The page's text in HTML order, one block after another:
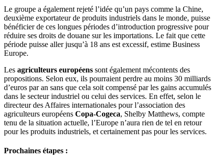
Le groupe a également rejeté l’idée qu’un pays comme la Chine,
deuxième exportateur de produits industriels dans le monde, puisse
bénéficier de ces longues périodes d’introduction progressive pour
réduire ses droits de douane sur les importations. Le fait que cette
période puisse aller jusqu’à 18 ans est excessif, estime Business
Europe.
Les agriculteurs européens sont également mécontents des
propositions. Selon eux, ils pourraient perdre au moins 30 milliards
d’euros par an sans que cela soit compensé par les gains accumulés
dans le secteur industriel ou celui des services. En effet, selon le
directeur des Affaires internationales pour l’association des
agriculteurs européens Copa-Cogeca, Shelby Matthews, compte
tenu de la situation actuelle, l’Europe n’aura rien de tel en retour
pour les produits industriels, et certainement pas pour les services.
Prochaines étapes :